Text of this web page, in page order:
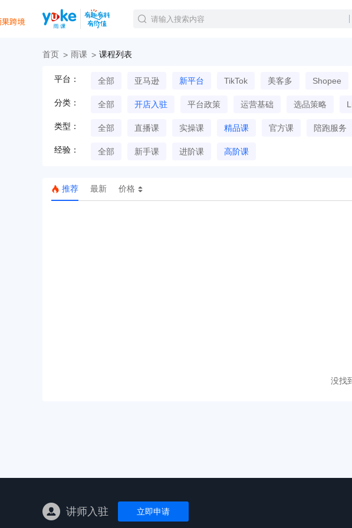
首页 雨课 课程列表
平台： 全部 亚马逊 新平台 TikTok 美客多 Shopee
分类： 全部 开店入驻 平台政策 运营基础 选品策略
类型： 全部 直播课 实操课 精品课 官方课 陪跑服务
经验： 全部 新手课 进阶课 高阶课
推荐 最新 价格
没找
讲师入驻 立即申请